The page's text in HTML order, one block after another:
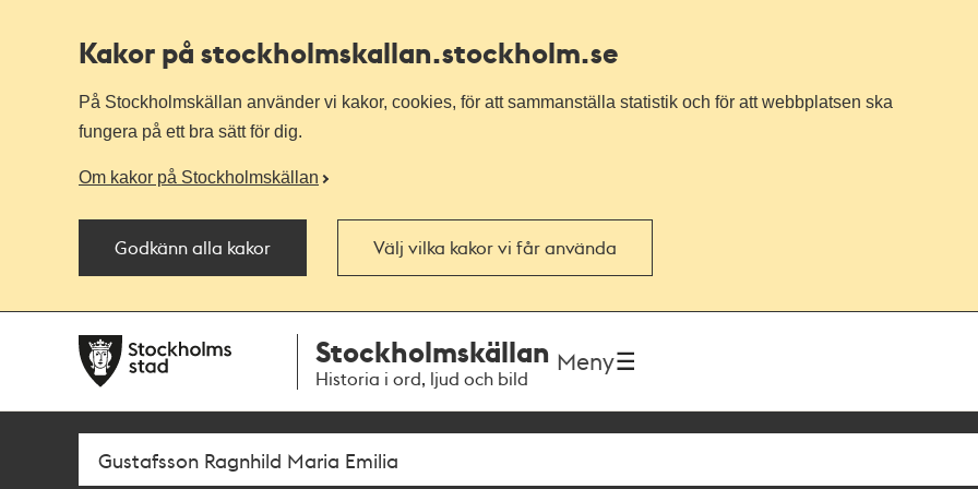
Kakor på stockholmskallan.stockholm.se
På Stockholmskällan använder vi kakor, cookies, för att sammanställa statistik och för att webbplatsen ska
fungera på ett bra sätt för dig.
Om kakor på Stockholmskällan
Godkänn alla kakor Välj vilka kakor vi får använda
navigationen
huvudinnehållet
Stockholmskällan
Historia i ord, ljud och bild
Meny
Sök